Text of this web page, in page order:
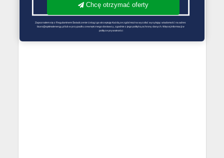
Chcę otrzymać oferty
Zapoznałem się z Regulaminem Świadczenie Usług i go akceptuję Każdą ze zgód można wycofać wysyłając wiadomość na adres
biuro@optimalenergy.pl lub w przypadku zewnętrznego dostawcy, zgodnie z jego polityką ochrony danych. Więcej informacji w
polityce prywatności